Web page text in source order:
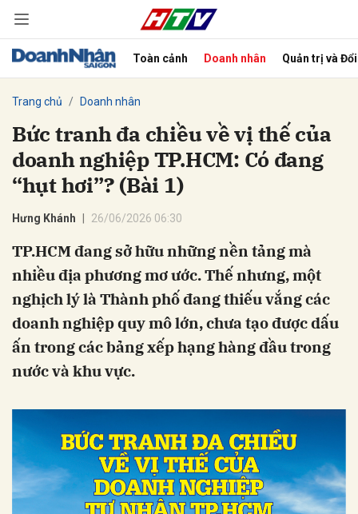
Toàn cảnh Doanh nhân Quản trị và
Trang chủ Doanh nhân
Bức tranh đa chiều về vị thế của
doanh nghiệp TP.HCM: Có đang
“hụt hơi”? (Bài 1)
Hưng Khánh 26/06/2026 06:30
TP.HCM đang sở hữu những nền tảng mà
nhiều địa phương mơ ước. Thế nhưng, một
nghịch lý là Thành phố đang thiếu vắng các
doanh nghiệp quy mô lớn, chưa tạo được dấu
ấn trong các bảng xếp hạng hàng đầu trong
nước và khu vực.